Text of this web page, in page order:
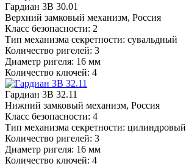
Гардиан 3В 30.01
Верхний замковый механизм, Россия
Класс безопасности: 2
Тип механизма секретности: сувальдный
Количество ригелей: 3
Диаметр ригеля: 16 мм
Количество ключей: 4
Гардиан 3В 32.11
Нижний замковый механизм, Россия
Класс безопасности: 4
Тип механизма секретности: цилиндровый
Количество ригелей: 3
Диаметр ригеля: 16 мм
Количество ключей: 4